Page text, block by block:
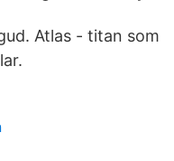
Atlas - titan som